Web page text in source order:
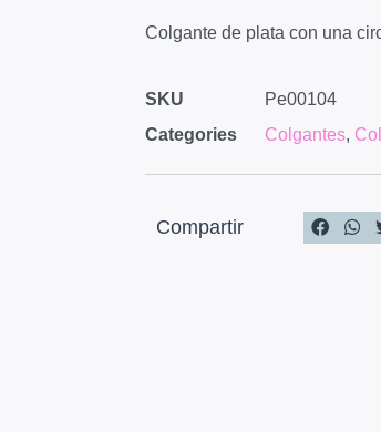
Colgante de plata con una
SKU
Pe00104
Categories
Colgantes,
Compartir